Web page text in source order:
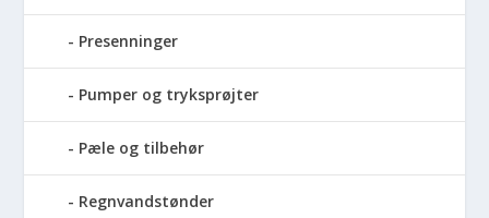
Presenninger
Pumper og tryksprøjter
Pæle og tilbehør
Regnvandstønder